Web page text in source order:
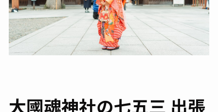
大國魂神社の七五三 出張